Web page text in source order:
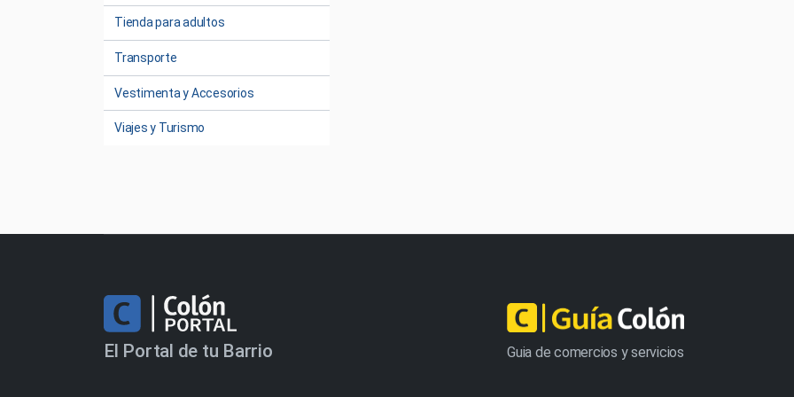
Tienda para adultos
Transporte
Vestimenta y Accesorios
Viajes y Turismo
El Portal de tu Barrio Guia de comercios y servicios